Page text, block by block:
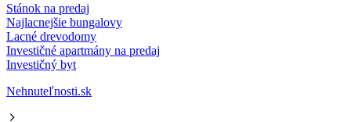
Stánok na predaj
Najlacnejšie bungalovy
Lacné drevodomy
Investičné apartmány na predaj
Investičný byt
Nehnuteľnosti.sk